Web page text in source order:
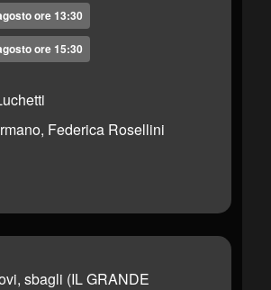
ore 13:30
ore 15:30
Federica Rosellini
sbagli (IL GRANDE